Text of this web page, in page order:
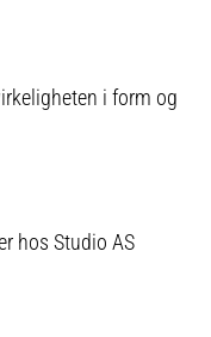
i form og
hos Studio AS